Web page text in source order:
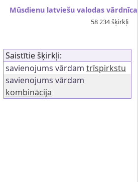
Mūsdienu latviešu valodas vārdnīca
58 234 šķirkļi
Saistītie šķirkļi:
savienojums vārdam trīspirkstu
savienojums vārdam
kombinācija